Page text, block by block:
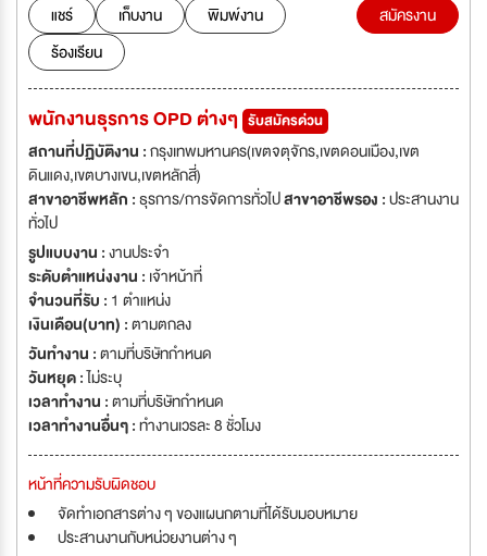
แชร์ เก็บงาน
พิมพ์งาน
ร้องเรียน
สมัครงาน
พนักงานธุรการ OPD ต่างๆ รับสมัครด่วน
สถานที่ปฏิบัติงาน :กรุงเทพมหานคร(เขตจตุจักร,เขตดอนเมือง,เขต
ดินแดง,เขตบางเขน,เขตหลักสี่)
สาขาอาชีพหลัก :ธุรการ/การจัดการทั่วไปสาขาอาชีพรอง :ประสานงาน
ทั่วไป
รูปแบบงาน :งานประจำ
ระดับตำแหน่งงาน : เจ้าหน้าที่
จำนวนที่รับ : 1 ตำแหน่ง
เงินเดือน(บาท) :ตามตกลง
วันทำงาน :ตามที่บริษัทกำหนด
วันหยุด :ไม่ระบุ
เวลาทำงาน :ตามที่บริษัทกำหนด
เวลาทำงานอื่นๆ :ทำงานเวรละ 8 ชั่วโมง
หน้าที่ความรับผิดชอบ
จัดทำเอกสารต่าง ๆ ของแผนกตามที่ได้รับมอบหมาย
ประสานงานกับหน่วยงานต่าง ๆ